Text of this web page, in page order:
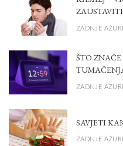
ZAUSTAVITI
ZADNJE
ŠTO
ZADNJE
SAVJETI
ZADNJE